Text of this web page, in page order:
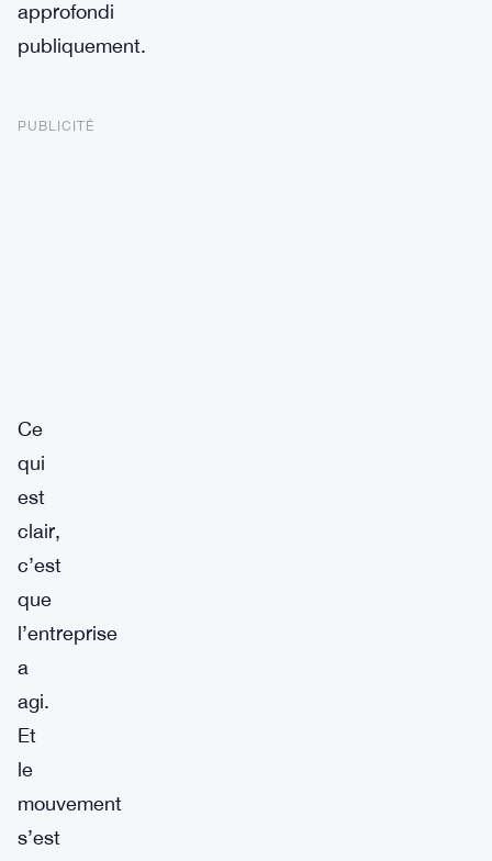
approfondi
publiquement.
PUBLICITÉ
Ce
qui
est
clair,
c’est
que
l’entreprise
a
agi.
Et
le
mouvement
s’est